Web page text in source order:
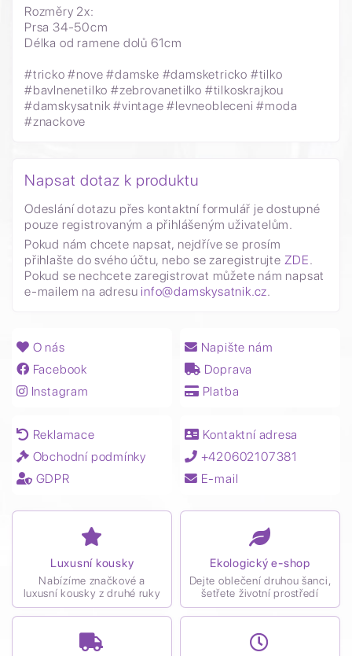
Rozměry 2x:
Prsa 34-50cm
Délka od ramene dolů 61cm
#tricko #nove #damske #damsketricko #tilko
#bavlnenetilko #zebrovanetilko #tilkoskrajkou
#damskysatnik #vintage #levneobleceni #moda
#znackove
Napsat dotaz k produktu
Odeslání dotazu přes kontaktní formulář je dostupné
pouze registrovaným a přihlášeným uživatelům.
Pokud nám chcete napsat, nejdříve se prosím
přihlašte do svého účtu, nebo se zaregistrujte ZDE.
Pokud se nechcete zaregistrovat můžete nám napsat
e-mailem na adresu info@damskysatnik.cz.
O nás
Facebook
Instagram
Napište nám
Doprava
Platba
Reklamace
Obchodní podmínky
GDPR
Kontaktní adresa
+420602107381
E-mail
Luxusní kousky
Nabízíme značkové a
luxusní kousky z druhé ruky
Ekologický e-shop
Dejte oblečení druhou šanci,
šetřete životní prostředí